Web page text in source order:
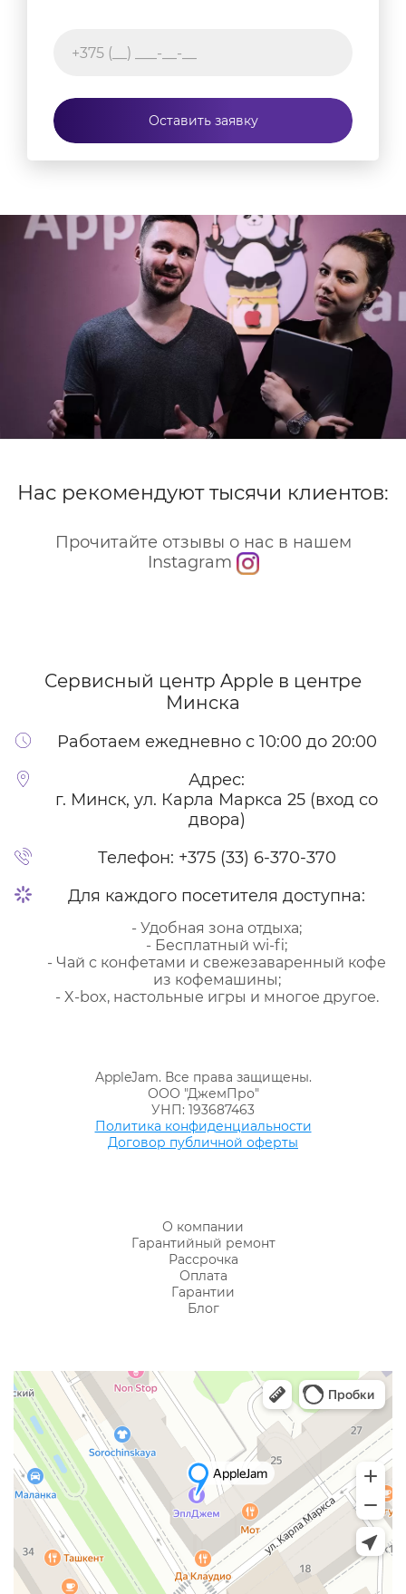
Оставить заявку
Нас рекомендуют тысячи клиентов:
Прочитайте отзывы о нас в нашем
Instagram
Сервисный центр Apple в центре
Минска
Работаем ежедневно с 10:00 до 20:00
Адрес:
г. Минск, ул. Карла Маркса 25 (вход со
двора)
Телефон: +375 (33) 6-370-370
Для каждого посетителя доступна:
- Удобная зона отдыха;
- Бесплатный wi-fi;
- Чай с конфетами и свежезаваренный кофе
из кофемашины;
- X-box, настольные игры и многое другое.
AppleJam. Все права защищены.
ООО "ДжемПро"
УНП: 193687463
Политика конфиденциальности
Договор публичной оферты
О компании
Гарантийный ремонт
Рассрочка
Оплата
Гарантии
Блог